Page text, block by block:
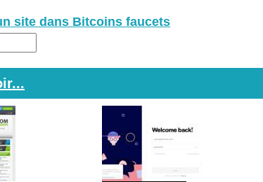
site dans Bitcoins faucets